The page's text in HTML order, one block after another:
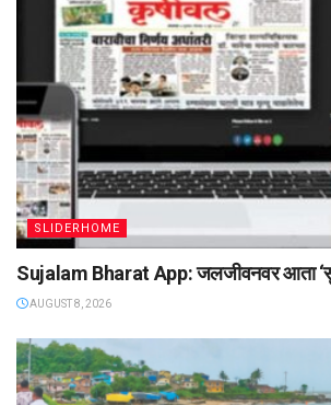
SLIDERHOME
Sujalam Bharat App: जलजीवनवर आता
AUGUST 8, 2026